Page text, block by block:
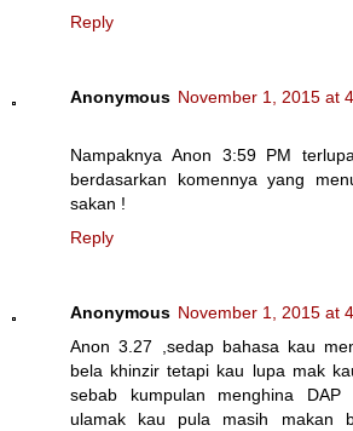
Reply
Anonymous November 1, 2015 at
Nampaknya Anon 3:59 PM
berdasarkan komennya yang
sakan !
Reply
Anonymous November 1, 2015 at
Anon 3.27 ,sedap bahasa kau
bela khinzir tetapi kau lupa mak
sebab kumpulan menghina DAP
ulamak kau pula masih makan